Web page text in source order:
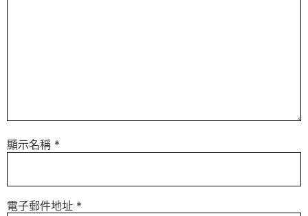
顯示名稱 *
電子郵件地址 *